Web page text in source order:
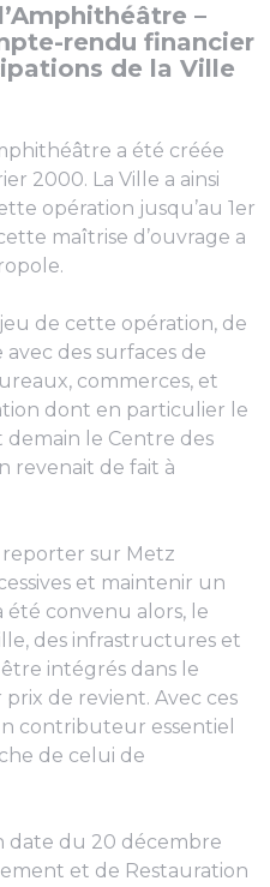
–
rendu financier
de la Ville
a été créée
2000. La Ville a ainsi
opération jusqu’au 1er
maîtrise d’ouvrage a
de cette opération, de
des surfaces de
commerces, et
dont en particulier le
le Centre des
revenait de fait à
reporter sur Metz
et maintenir un
été convenu alors, le
des infrastructures et
intégrés dans le
de revient. Avec ces
contributeur essentiel
de celui de
date du 20 décembre
et de Restauration